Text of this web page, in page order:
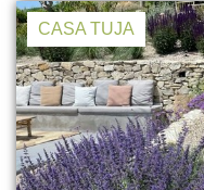
CASA TUJA